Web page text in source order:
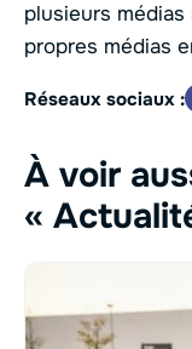
plusieurs
propres médias
Réseaux sociaux :
À voir
«